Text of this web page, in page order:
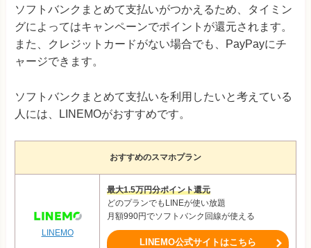
ソフトバンクまとめて支払いがつかえるため、タイミン
グによってはキャンペーンでポイントが還元されます。
また、クレジットカードがない場合でも、PayPayにチ
ャージできます。
ソフトバンクまとめて支払いを利用したいと考えている
人には、LINEMOがおすすめです。
おすすめのスマホプラン
LINEMO
最大1.5万円分ポイント還元
どのプランでもLINEが使い放題
月額990円でソフトバンク回線が使える
LINEMO公式サイトはこちら